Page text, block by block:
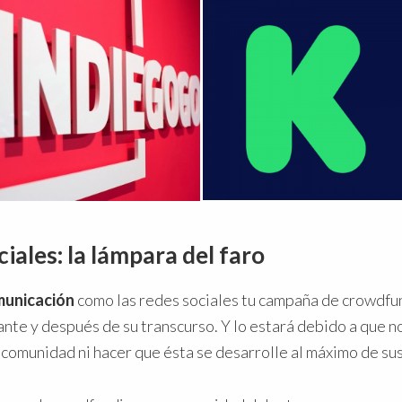
la lámpara del faro
como las redes sociales tu campaña de
y después de su transcurso. Y lo estará debido a que
ni hacer que ésta se desarrolle al máximo de